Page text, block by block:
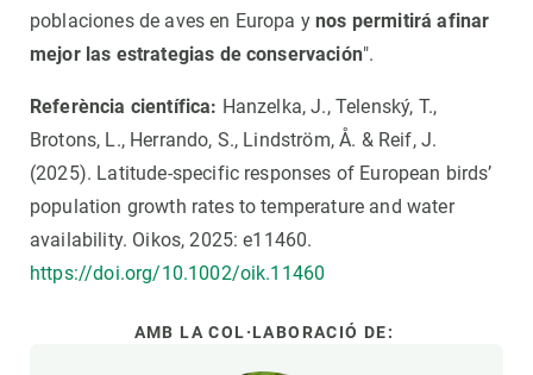
poblaciones de aves en Europa ynos permitirá afinar
mejor las estrategias de conservación".
Referència científica: Hanzelka, J., Telenský, T.,
Brotons, L., Herrando, S., Lindström, Å. & Reif, J.
(2025). Latitude-specific responses of European birds’
population growth rates to temperature and water
availability. Oikos, 2025: e11460.
https://doi.org/10.1002/oik.11460
AMB LA COL·LABORACIÓ DE: